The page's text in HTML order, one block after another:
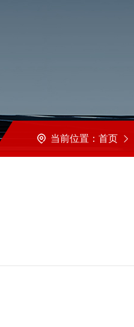
当前位置： 首页